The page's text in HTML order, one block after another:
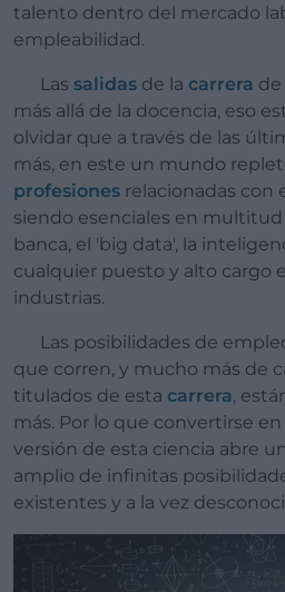
talento dentro del mercado
empleabilidad.
Las salidas de la carrera de
más allá de la docencia, eso
olvidar que a través de las
más, en este un mundo
profesiones relacionadas con
siendo esenciales en
banca, el 'big data', la
cualquier puesto y alto cargo
industrias.
Las posibilidades de empleo para estos tiempos
que corren, y mucho más de
titulados de esta carrera,
más. Por lo que convertirse
versión de esta ciencia abre
amplio de infinitas
existentes y a la vez